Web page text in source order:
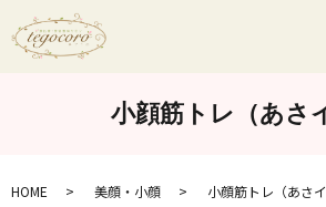
小顔筋トレ（あさ
HOME 美顔・小顔 小顔筋トレ（あさイ